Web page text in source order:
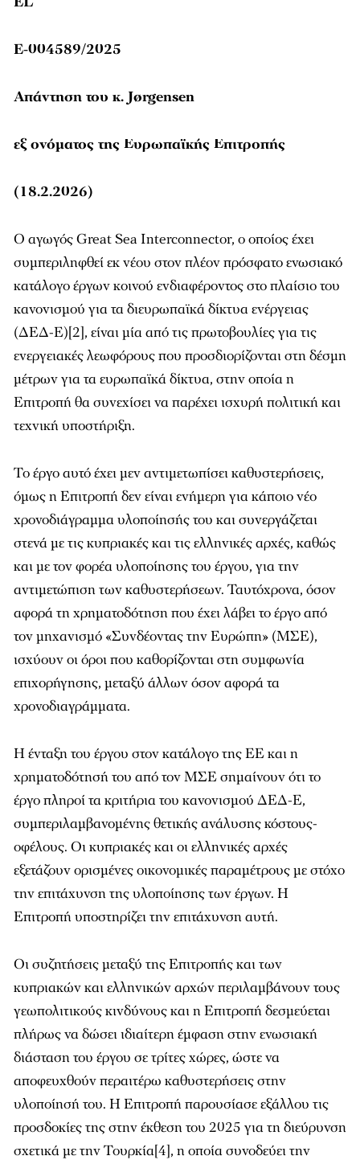
E-004589/2025
Απάντηση του κ. Jørgensen
εξ ονόματος της Ευρωπαϊκής Επιτροπής
(18.2.2026)
Ο αγωγός Great Sea Interconnector, ο οποίος έχει
συμπεριληφθεί εκ νέου στον πλέον πρόσφατο ενωσιακό
κατάλογο έργων κοινού ενδιαφέροντος στο πλαίσιο του
κανονισμού για τα διευρωπαϊκά δίκτυα ενέργειας
(ΔΕΔ-Ε)[2], είναι μία από τις πρωτοβουλίες για τις
ενεργειακές λεωφόρους που προσδιορίζονται στη δέσμη
μέτρων για τα ευρωπαϊκά δίκτυα, στην οποία η
Επιτροπή θα συνεχίσει να παρέχει ισχυρή πολιτική και
τεχνική υποστήριξη.
Το έργο αυτό έχει μεν αντιμετωπίσει καθυστερήσεις,
όμως η Επιτροπή δεν είναι ενήμερη για κάποιο νέο
χρονοδιάγραμμα υλοποίησής του και συνεργάζεται
στενά με τις κυπριακές και τις ελληνικές αρχές, καθώς
και με τον φορέα υλοποίησης του έργου, για την
αντιμετώπιση των καθυστερήσεων. Ταυτόχρονα, όσον
αφορά τη χρηματοδότηση που έχει λάβει το έργο από
τον μηχανισμό «Συνδέοντας την Ευρώπη» (ΜΣΕ),
ισχύουν οι όροι που καθορίζονται στη συμφωνία
επιχορήγησης, μεταξύ άλλων όσον αφορά τα
χρονοδιαγράμματα.
Η ένταξη του έργου στον κατάλογο της ΕΕ και η
χρηματοδότησή του από τον ΜΣΕ σημαίνουν ότι το
έργο πληροί τα κριτήρια του κανονισμού ΔΕΔ-Ε,
συμπεριλαμβανομένης θετικής ανάλυσης κόστους-
οφέλους. Οι κυπριακές και οι ελληνικές αρχές
εξετάζουν ορισμένες οικονομικές παραμέτρους με στόχο
την επιτάχυνση της υλοποίησης των έργων. Η
Επιτροπή υποστηρίζει την επιτάχυνση αυτή.
Οι συζητήσεις μεταξύ της Επιτροπής και των
κυπριακών και ελληνικών αρχών περιλαμβάνουν τους
γεωπολιτικούς κινδύνους και η Επιτροπή δεσμεύεται
πλήρως να δώσει ιδιαίτερη έμφαση στην ενωσιακή
διάσταση του έργου σε τρίτες χώρες, ώστε να
αποφευχθούν περαιτέρω καθυστερήσεις στην
υλοποίησή του. Η Επιτροπή παρουσίασε εξάλλου τις
προσδοκίες της στην έκθεση του 2025 για τη διεύρυνση
σχετικά με την Τουρκία[4], η οποία συνοδεύει την